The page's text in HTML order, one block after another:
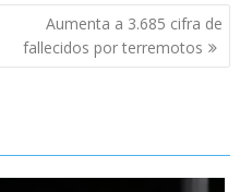
Aumenta a 3.685 cifra de
fallecidos por terremotos